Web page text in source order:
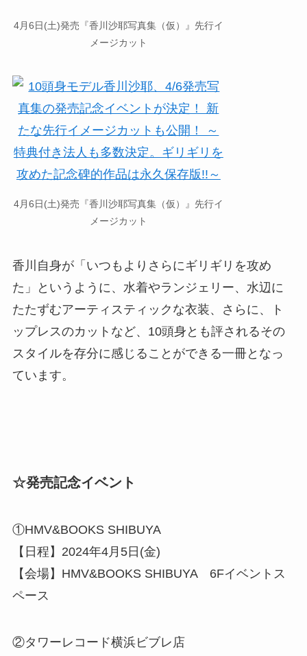
4月6日(土)発売『香川沙耶写真集（仮）』先行イ
メージカット
4月6日(土)発売『香川沙耶写真集（仮）』先行イ
メージカット
香川自身が「いつもよりさらにギリギリを攻め
た」というように、水着やランジェリー、水辺に
たたずむアーティスティックな衣装、さらに、ト
ップレスのカットなど、10頭身とも評されるその
スタイルを存分に感じることができる一冊となっ
ています。
☆発売記念イベント
①HMV&BOOKS SHIBUYA
【日程】2024年4月5日(金)
【会場】HMV&BOOKS SHIBUYA 6Fイベントス
ペース
②タワーレコード横浜ビブレ店